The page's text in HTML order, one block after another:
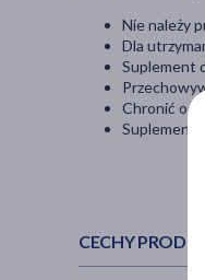
Nie należy
Dla
Suplement
Chronić od
CECHY